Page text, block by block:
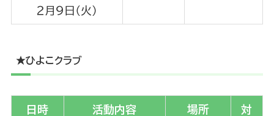
２月９日（火）
★ひよこクラブ
日時 活動内容 場所
対